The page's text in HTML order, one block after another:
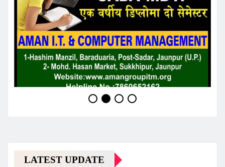
LATEST UPDATE